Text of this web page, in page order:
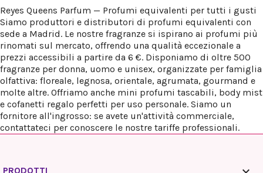
Reyes Queens Parfum — Profumi equivalenti per tutti i gusti
Siamo produttori e distributori di profumi equivalenti con
sede a Madrid. Le nostre fragranze si ispirano ai profumi più
rinomati sul mercato, offrendo una qualità eccezionale a
prezzi accessibili a partire da 6 €. Disponiamo di oltre 500
fragranze per donna, uomo e unisex, organizzate per famiglia
olfattiva: floreale, legnosa, orientale, agrumata, gourmand e
molte altre. Offriamo anche mini profumi tascabili, body mist
e cofanetti regalo perfetti per uso personale. Siamo un
fornitore all'ingrosso: se avete un'attività commerciale,
contattateci per conoscere le nostre tariffe professionali.
PRODOTTI